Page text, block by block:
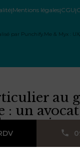
Mentions légales CGU
par Punchify.Me & Myx :
au
: un